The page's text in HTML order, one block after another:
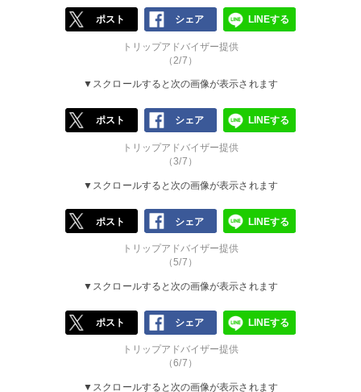
ポスト シェア LINEする
トリップアドバイザー提供
（2/7）
▼スクロールすると次の画像が表示されます
ポスト シェア LINEする
トリップアドバイザー提供
（3/7）
▼スクロールすると次の画像が表示されます
ポスト シェア LINEする
トリップアドバイザー提供
（5/7）
▼スクロールすると次の画像が表示されます
ポスト シェア LINEする
トリップアドバイザー提供
（6/7）
▼スクロールすると次の画像が表示されます